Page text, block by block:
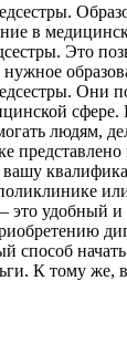
в
Это
Они
сфере.
людям,
удобный
К тому